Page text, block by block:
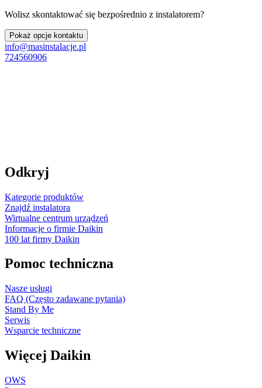
Wolisz skontaktować się bezpośrednio z instalatorem?
Pokaż opcje kontaktu
info@masinstalacje.pl
724560906
Odkryj
Kategorie produktów
Znajdź instalatora
Wirtualne centrum urządzeń
Informacje o firmie Daikin
100 lat firmy Daikin
Pomoc techniczna
Nasze usługi
FAQ (Często zadawane pytania)
Stand By Me
Serwis
Wsparcie techniczne
Więcej Daikin
OWS